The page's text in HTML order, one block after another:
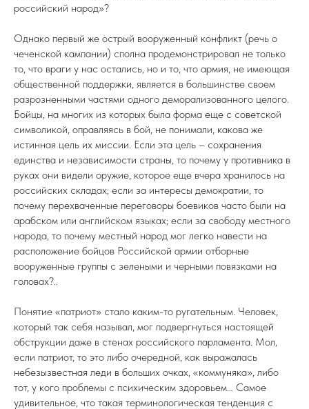
российский народ»?
Однако первый же острый вооруженный конфликт (речь о
чеченской кампании) сполна продемонстрировал не только
то, что враги у нас остались, но и то, что армия, не имеющая
общественной поддержки, является в большинстве своем
разрозненными частями одного деморализованного целого.
Бойцы, на многих из которых была форма еще с советской
символикой, оправляясь в бой, не понимали, какова же
истинная цель их миссии. Если эта цель – сохранения
единства и независимости страны, то почему у противника в
руках они видели оружие, которое еще вчера хранилось на
российских складах; если за интересы демократии, то
почему перехваченные переговоры боевиков часто были на
арабском или английском языках; если за свободу местного
народа, то почему местный народ мог легко навести на
расположение бойцов Российской армии отборные
вооруженные группы с зелеными и черными повязками на
головах?..
Понятие «патриот» стало каким-то ругательным. Человек,
который так себя называл, мог подвергнуться настоящей
обструкции даже в стенах российского парламента. Мол,
если патриот, то это либо очередной, как выражалась
небезызвестная леди в больших очках, «коммуняка», либо
тот, у кого проблемы с психическим здоровьем… Самое
удивительное, что такая терминологическая тенденция с